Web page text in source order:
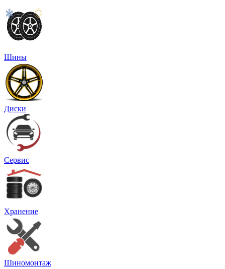
Шины
Диски
Сервис
Хранение
Шиномонтаж